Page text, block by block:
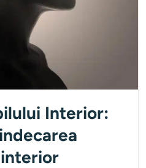
Interior: